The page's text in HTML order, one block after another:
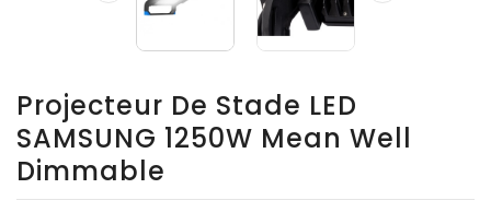
Projecteur De Stade LED
SAMSUNG 1250W Mean Well
Dimmable